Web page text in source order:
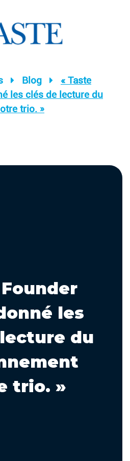
Blog
« Taste
les clés de lecture du
trio. »
les
du
trio. »